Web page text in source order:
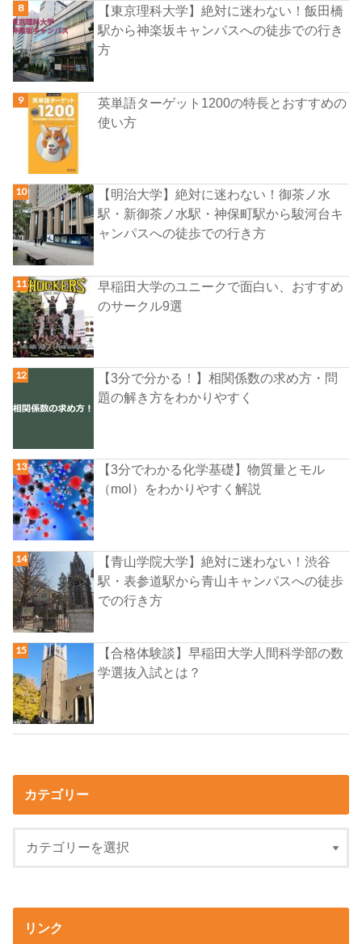
【東京理科大学】絶対に迷わない！飯田橋
駅から神楽坂キャンパスへの徒歩での行き
方
英単語ターゲット1200の特長とおすすめの
使い方
【明治大学】絶対に迷わない！御茶ノ水
駅・新御茶ノ水駅・神保町駅から駿河台キ
ャンパスへの徒歩での行き方
早稲田大学のユニークで面白い、おすすめ
のサークル9選
【3分で分かる！】相関係数の求め方・問
題の解き方をわかりやすく
【3分でわかる化学基礎】物質量とモル
（mol）をわかりやすく解説
【青山学院大学】絶対に迷わない！渋谷
駅・表参道駅から青山キャンパスへの徒歩
での行き方
【合格体験談】早稲田大学人間科学部の数
学選抜入試とは？
カテゴリー
リンク